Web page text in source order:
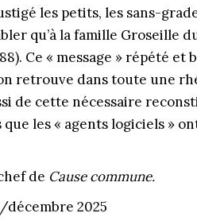
les petits, les sans-
qu’à la famille Groseille
Ce « message » répété et
retrouve dans toute une
de cette nécessaire
que les « agents logiciels »
de Cause commune.
décembre 2025